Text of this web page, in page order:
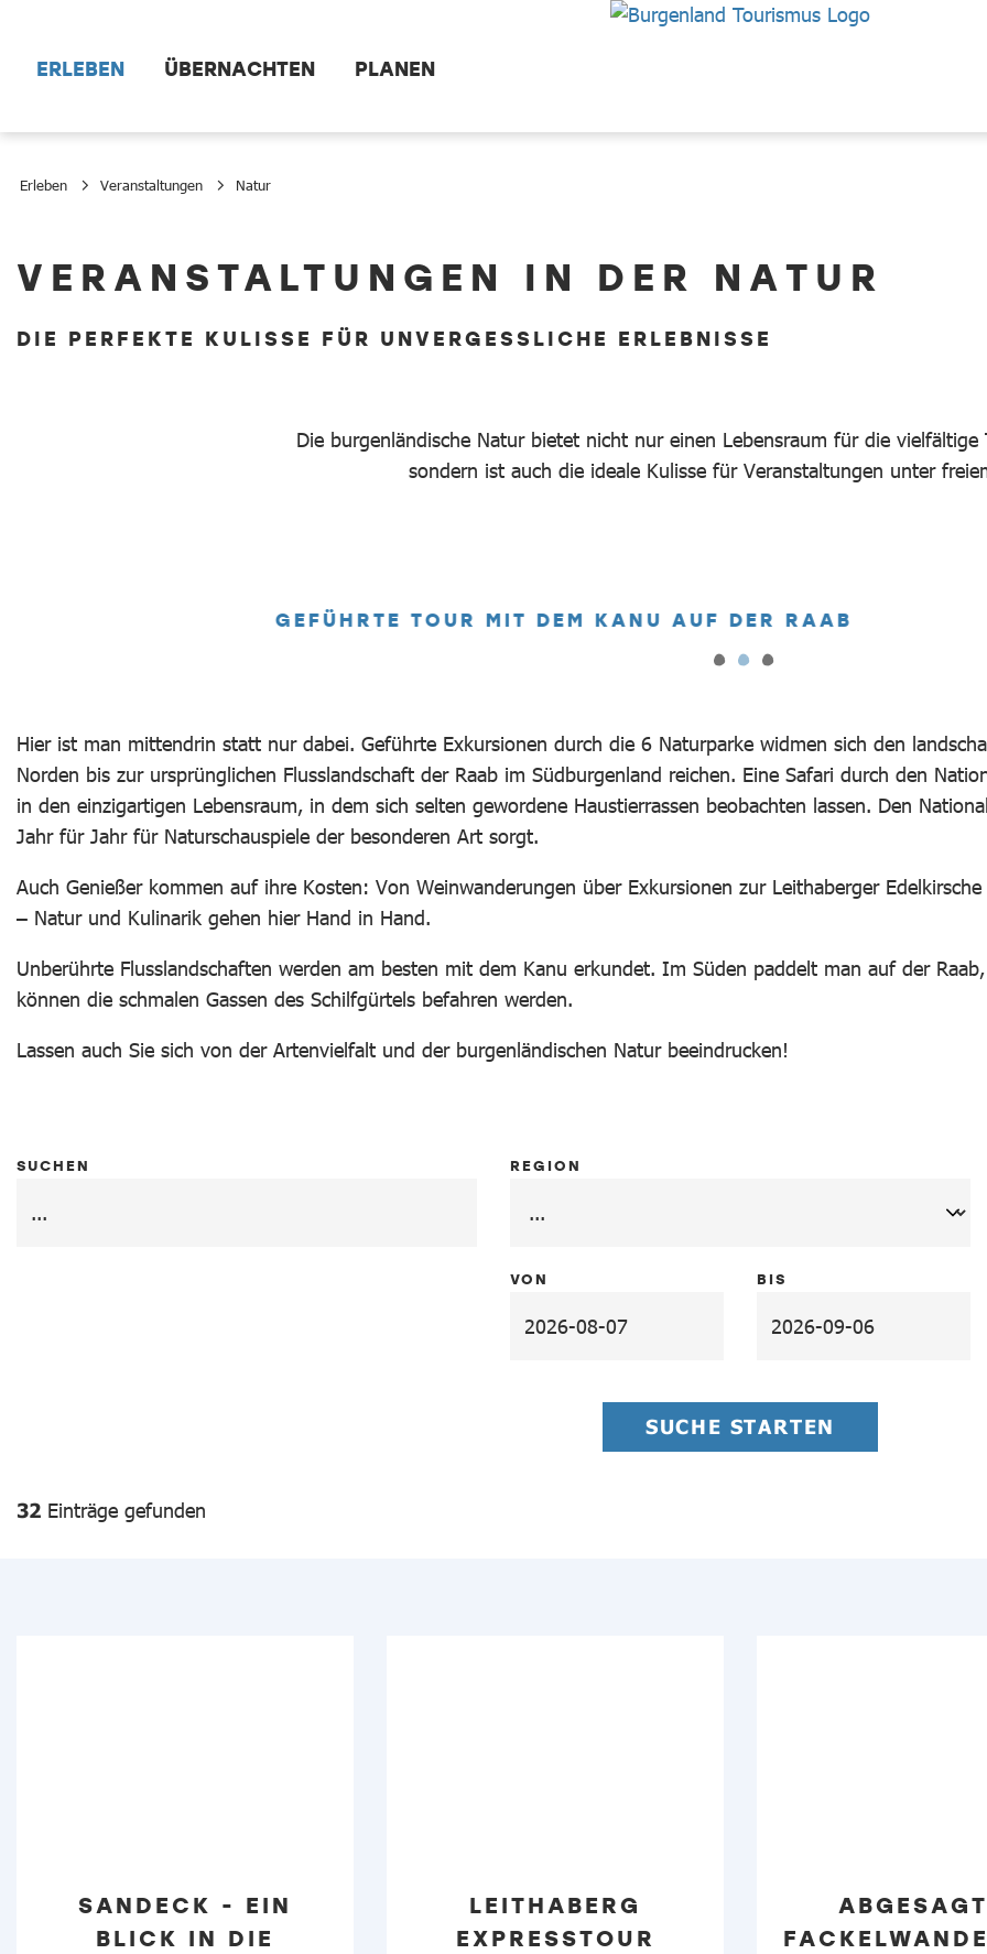
ERLEBEN ÜBERNACHTEN PLANEN
Erleben Veranstaltungen Natur
Natur
VERANSTALTUNGEN IN DER NATUR
DIE PERFEKTE KULISSE FÜR UNVERGESSLICHE ERLEBNISSE
Die burgenländische Natur bietet nicht nur einen Lebensraum für die
sondern ist auch die ideale Kulisse für Veranstaltungen unter
SONNENAUFGANG ÜBER DEM DARSCHO
Hier ist man mittendrin statt nur dabei. Geführte Exkursionen durch die 6 Naturparke widmen sich den
Norden bis zur ursprünglichen Flusslandschaft der Raab im Südburgenland reichen. Eine Safari durch den
in den einzigartigen Lebensraum, in dem sich selten gewordene Haustierrassen beobachten lassen. Den
Jahr für Jahr für Naturschauspiele der besonderen Art sorgt.
Auch Genießer kommen auf ihre Kosten: Von Weinwanderungen über Exkursionen zur Leithaberger
– Natur und Kulinarik gehen hier Hand in Hand.
Unberührte Flusslandschaften werden am besten mit dem Kanu erkundet. Im Süden paddelt man auf der
können die schmalen Gassen des Schilfgürtels befahren werden.
Lassen auch Sie sich von der Artenvielfalt und der burgenländischen Natur beeindrucken!
SUCHEN REGION
VON BIS
SUCHE STARTEN
32 Einträge gefunden
SANDECK - EIN
BLICK IN DIE
LEITHABERG
EXPRESSTOUR